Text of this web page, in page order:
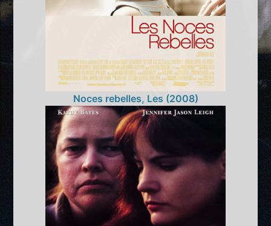
Noces rebelles, Les (2008)